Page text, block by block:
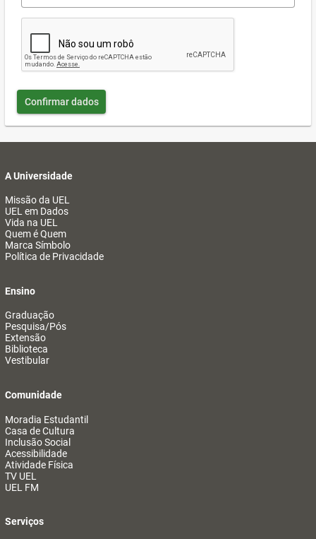
Confirmar dados
A Universidade
Missão da UEL
UEL em Dados
Vida na UEL
Quem é Quem
Marca Símbolo
Política de Privacidade
Ensino
Graduação
Pesquisa/Pós
Extensão
Biblioteca
Vestibular
Comunidade
Moradia Estudantil
Casa de Cultura
Inclusão Social
Acessibilidade
Atividade Física
TV UEL
UEL FM
Serviços